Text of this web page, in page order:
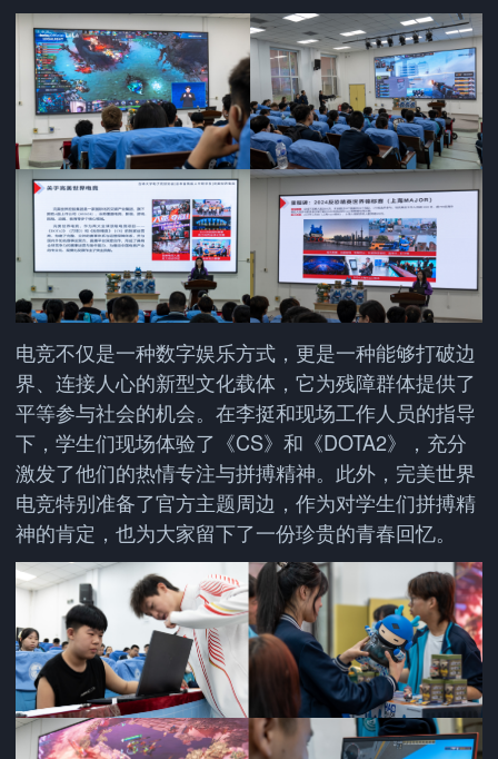
电竞不仅是一种数字娱乐方式，更是一种能够打破边
界、连接人心的新型文化载体，它为残障群体提供了
平等参与社会的机会。在李挺和现场工作人员的指导
下，学生们现场体验了《CS》和《DOTA2》，充分
激发了他们的热情专注与拼搏精神。此外，完美世界
电竞特别准备了官方主题周边，作为对学生们拼搏精
神的肯定，也为大家留下了一份珍贵的青春回忆。